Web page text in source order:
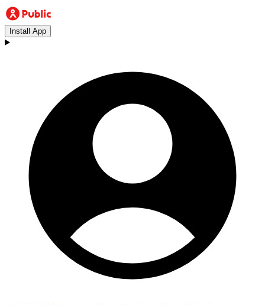
Install App